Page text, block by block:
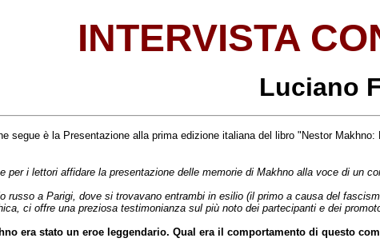
INTERVISTA
Luciano
segue è la Presentazione alla prima edizione italiana del libro "Nestor
per i lettori affidare la presentazione delle memorie di Makhno alla voce di un
russo a Parigi, dove si trovavano entrambi in esilio (il primo a causa del
ci offre una preziosa testimonianza sul più noto dei partecipanti e dei
era stato un eroe leggendario. Qual era il comportamento di questo